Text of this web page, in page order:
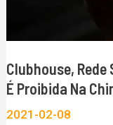
Clubhouse, Rede
É Proibida Na
2021-02-08
na
China